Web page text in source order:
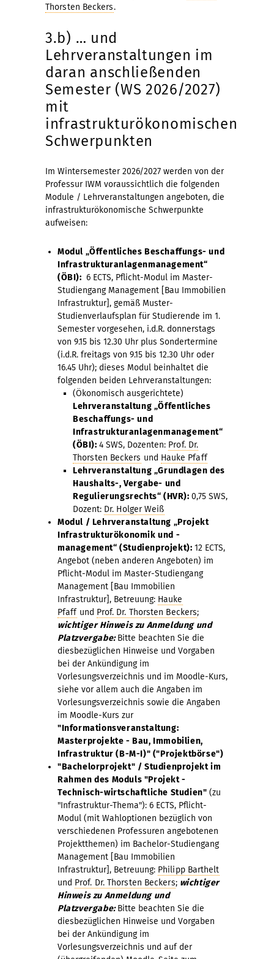
Thorsten Beckers.
3.b) … und
Lehrveranstaltungen im
daran anschließenden
Semester (WS 2026/2027)
mit
infrastrukturökonomischen
Schwerpunkten
Im Wintersemester 2026/2027 werden von der
Professur IWM voraussichtlich die folgenden
Module / Lehrveranstaltungen angeboten, die
infrastrukturökonomische Schwerpunkte
aufweisen:
Modul „Öffentliches Beschaffungs- und
Infrastrukturanlagenmanagement“
(ÖBI): 6 ECTS, Pflicht-Modul im Master-
Studiengang Management [Bau Immobilien
Infrastruktur], gemäß Muster-
Studienverlaufsplan für Studierende im 1.
Semester vorgesehen, i.d.R. donnerstags
von 9.15 bis 12.30 Uhr plus Sondertermine
(i.d.R. freitags von 9.15 bis 12.30 Uhr oder
16.45 Uhr); dieses Modul beinhaltet die
folgenden beiden Lehrveranstaltungen:
(Ökonomisch ausgerichtete)
Lehrveranstaltung „Öffentliches
Beschaffungs- und
Infrastrukturanlagenmanagement“
(ÖBI):4 SWS, Dozenten: Prof. Dr.
Thorsten Beckers und Hauke Pfaff
Lehrveranstaltung „Grundlagen des
Haushalts-, Vergabe- und
Regulierungsrechts“ (HVR):0,75 SWS,
Dozent: Dr. Holger Weiß
Modul / Lehrveranstaltung „Projekt
Infrastrukturökonomik und -
management“ (Studienprojekt):12 ECTS,
Angebot (neben anderen Angeboten) im
Pflicht-Modul im Master-Studiengang
Management [Bau Immobilien
Infrastruktur], Betreuung: Hauke
Pfaffund Prof. Dr. Thorsten Beckers;
wichtiger Hinweis zu Anmeldung und
Platzvergabe:Bitte beachten Sie die
diesbezüglichen Hinweise und Vorgaben
bei der Ankündigung im
Vorlesungsverzeichnis und im Moodle-Kurs,
siehe vor allem auch die Angaben im
Vorlesungsverzeichnis sowie die Angaben
im Moodle-Kurs zur
"Informationsveranstaltung:
Masterprojekte - Bau, Immobilien,
Infrastruktur (B-M-I)" ("Projektbörse")
"Bachelorprojekt" / Studienprojekt im
Rahmen des Moduls "Projekt -
Technisch-wirtschaftliche Studien" (zu
"Infrastruktur-Thema"): 6 ECTS, Pflicht-
Modul (mit Wahloptionen bezüglich von
verschiedenen Professuren angebotenen
Projektthemen) im Bachelor-Studiengang
Management [Bau Immobilien
Infrastruktur], Betreuung: Philipp Barthelt
und Prof. Dr. Thorsten Beckers; wichtiger
Hinweis zu Anmeldung und
Platzvergabe: Bitte beachten Sie die
diesbezüglichen Hinweise und Vorgaben
bei der Ankündigung im
Vorlesungsverzeichnis und auf der